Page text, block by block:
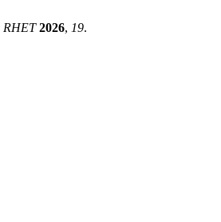
RHET 2026, 19.